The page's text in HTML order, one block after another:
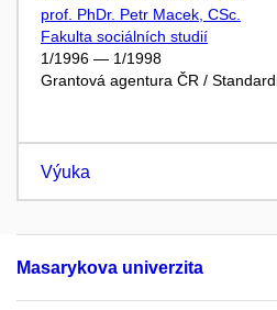
prof. PhDr. Petr Macek, CSc.
Fakulta sociálních studií
1/1996 — 1/1998
Grantová agentura ČR /
Výuka
Masarykova univerzita